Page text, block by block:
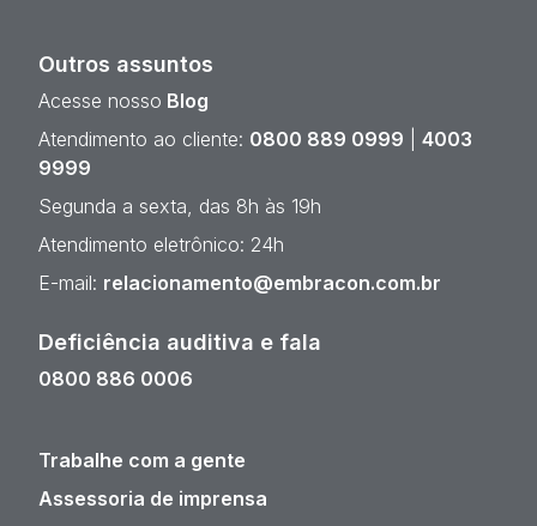
Outros assuntos
Acesse nosso Blog
Atendimento ao cliente: 0800 889 0999
4003
9999
Segunda a sexta, das 8h às 19h
Atendimento eletrônico: 24h
E-mail: relacionamento@embracon.com.br
Deficiência auditiva e fala
0800 886 0006
Trabalhe com a gente
Assessoria de imprensa